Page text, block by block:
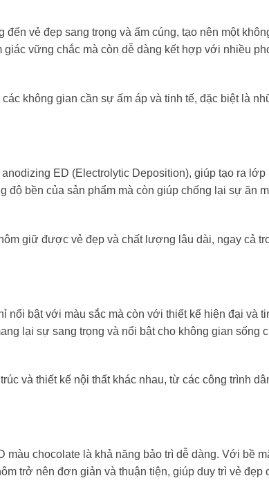
vẻ đẹp sang trọng và ấm cúng, tạo nên một
vững chắc mà còn dễ dàng kết hợp với nhiều
không gian cần sự ấm áp và tinh tế, đặc biệt là
ED (Electrolytic Deposition), giúp tạo ra lớp
độ bền của sản phẩm mà còn giúp chống lại sự ăn
giữ được vẻ đẹp và chất lượng lâu dài, ngay cả
nổi bật với màu sắc mà còn với thiết kế hiện đại và
lại sự sang trọng và nổi bật cho không gian sống
và thiết kế nội thất khác nhau, từ các công trình
chocolate là khả năng bảo trì dễ dàng. Với bề
trở nên đơn giản và thuận tiện, giúp duy trì vẻ đẹp